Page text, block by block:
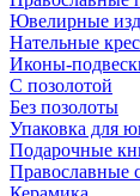
Ювелирные
Нательные
Иконы-
С позолотой
Без позолоты
Упаковка для
Подарочные
Православные